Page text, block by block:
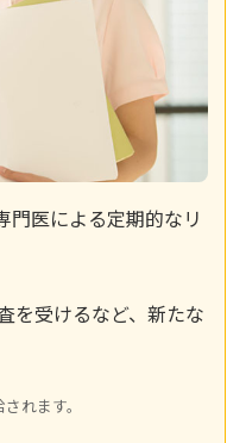
門医による定期的なリ
を受けるなど、新たな
れます。